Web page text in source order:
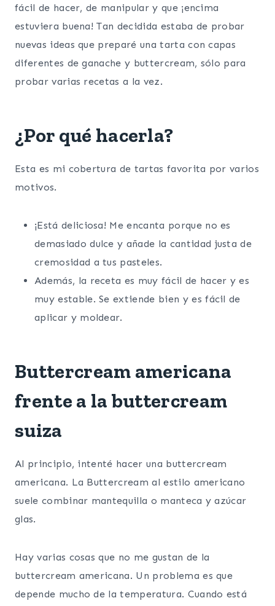
fácil de hacer, de manipular y que ¡encima
estuviera buena! Tan decidida estaba de probar
nuevas ideas que preparé una tarta con capas
diferentes de ganache y buttercream, sólo para
probar varias recetas a la vez.
¿Por qué hacerla?
Esta es mi cobertura de tartas favorita por varios
motivos.
¡Está deliciosa! Me encanta porque no es
demasiado dulce y añade la cantidad justa de
cremosidad a tus pasteles.
Además, la receta es muy fácil de hacer y es
muy estable. Se extiende bien y es fácil de
aplicar y moldear.
Buttercream americana
frente a la buttercream
suiza
Al principio, intenté hacer una buttercream
americana. La Buttercream al estilo americano
suele combinar mantequilla o manteca y azúcar
glas.
Hay varias cosas que no me gustan de la
buttercream americana. Un problema es que
depende mucho de la temperatura. Cuando está